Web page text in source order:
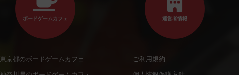
ボードゲームカフェ
東京都のボードゲームカフェ
運営者情報
ご利用規約